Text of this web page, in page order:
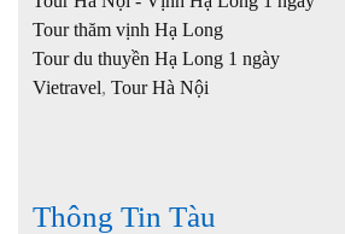
Tour thăm vịnh Hạ Long
Tour du thuyền Hạ Long 1 ngày
Vietravel, Tour Hà Nội
Thông Tin Tàu